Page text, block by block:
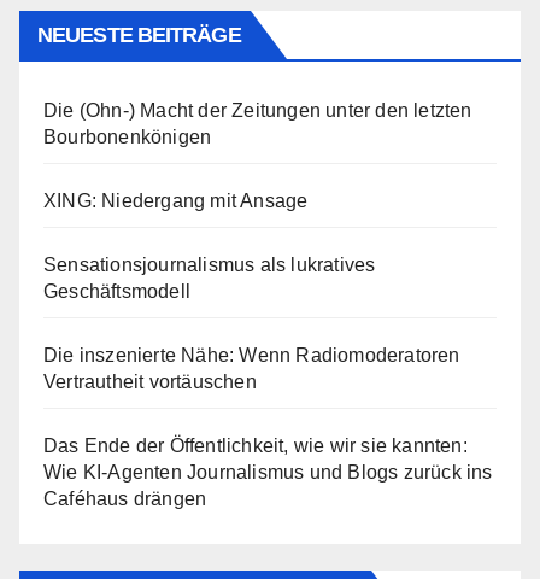
NEUESTE BEITRÄGE
Die (Ohn-) Macht der Zeitungen unter den letzten
Bourbonenkönigen
XING: Niedergang mit Ansage
Sensationsjournalismus als lukratives
Geschäftsmodell
Die inszenierte Nähe: Wenn Radiomoderatoren
Vertrautheit vortäuschen
Das Ende der Öffentlichkeit, wie wir sie kannten:
Wie KI-Agenten Journalismus und Blogs zurück ins
Caféhaus drängen